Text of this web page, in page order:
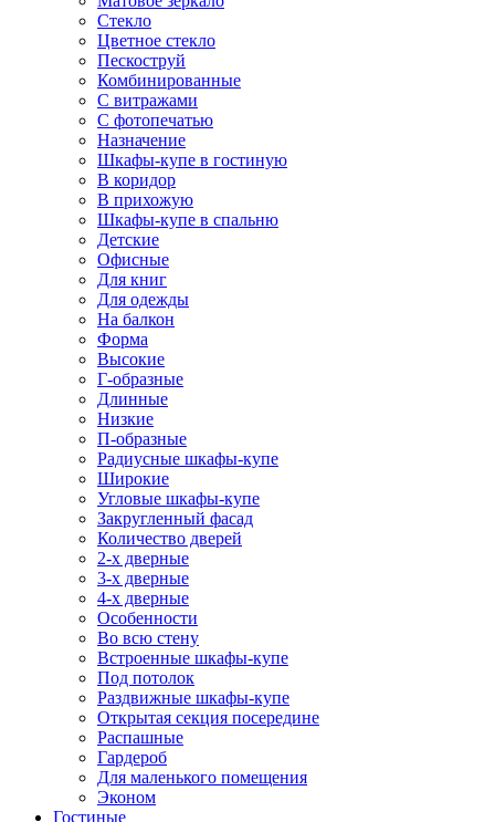
Стекло
Цветное стекло
Пескоструй
Комбинированные
С витражами
С фотопечатью
Назначение
Шкафы-купе в гостиную
В коридор
В прихожую
Шкафы-купе в спальню
Детские
Офисные
Для книг
Для одежды
На балкон
Форма
Высокие
Г-образные
Длинные
Низкие
П-образные
Радиусные шкафы-купе
Широкие
Угловые шкафы-купе
Закругленный фасад
Количество дверей
2-х дверные
3-х дверные
4-х дверные
Особенности
Во всю стену
Встроенные шкафы-купе
Под потолок
Раздвижные шкафы-купе
Открытая секция посередине
Распашные
Гардероб
Для маленького помещения
Эконом
Гостиные